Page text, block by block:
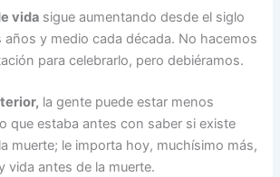
vida sigue aumentando desde el siglo
y medio cada década. No hacemos
para celebrarlo, pero debiéramos.
la gente puede estar menos
que estaba antes con saber si existe
muerte; le importa hoy, muchísimo más,
vida antes de la muerte.